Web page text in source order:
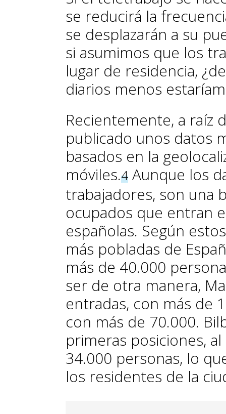
se reducirá la
se desplazarán a su
si asumimos que los
lugar de residencia,
diarios menos
Recientemente, a raíz
publicado unos datos
basados en la
móviles.4 Aunque los
trabajadores, son una
ocupados que entran
españolas. Según
más pobladas de
más de 40.000
ser de otra manera,
entradas, con más de
con más de 70.000.
primeras posiciones,
34.000 personas, lo
los residentes de la